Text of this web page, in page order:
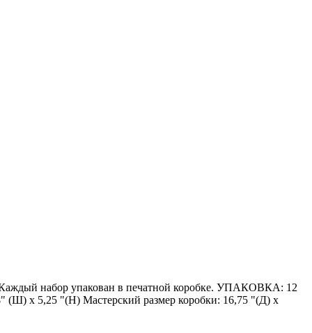
набор упакован в печатной коробке. УПАКОВКА: 12
(Ш) х 5,25 "(H) Мастерский размер коробки: 16,75 "(Д) х